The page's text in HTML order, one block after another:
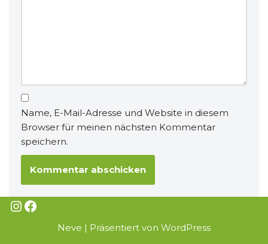
Name, E-Mail-Adresse und Website in diesem
Browser für meinen nächsten Kommentar
speichern.
Neve | Präsentiert von WordPress